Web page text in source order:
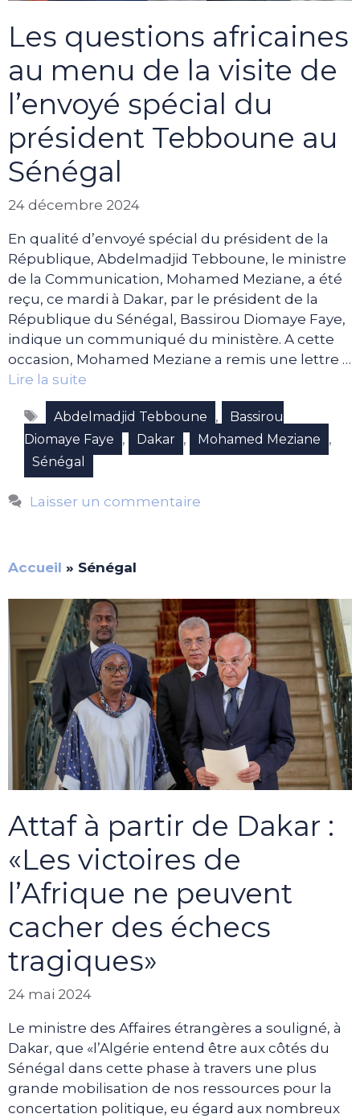
Les questions africaines
au menu de la visite de
l’envoyé spécial du
président Tebboune au
Sénégal
24 décembre 2024
En qualité d’envoyé spécial du président de la
République, Abdelmadjid Tebboune, le ministre
de la Communication, Mohamed Meziane, a été
reçu, ce mardi à Dakar, par le président de la
République du Sénégal, Bassirou Diomaye Faye,
indique un communiqué du ministère. A cette
occasion, Mohamed Meziane a remis une lettre …
Lire la suite
Étiquettes
Abdelmadjid Tebboune ,
Bassirou
Diomaye Faye
, Dakar , Mohamed Meziane ,
Sénégal
Laisser un commentaire
Accueil » Sénégal
Attaf à partir de Dakar :
«Les victoires de
l’Afrique ne peuvent
cacher des échecs
tragiques»
24 mai 2024
Le ministre des Affaires étrangères a souligné, à
Dakar, que «l’Algérie entend être aux côtés du
Sénégal dans cette phase à travers une plus
grande mobilisation de nos ressources pour la
concertation politique, eu égard aux nombreux